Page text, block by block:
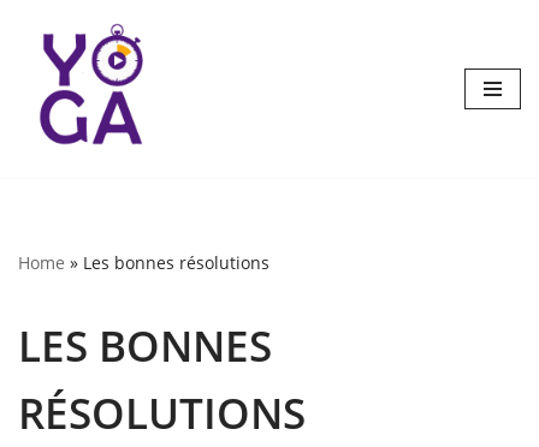
Aller
contenu
Home » Les bonnes résolutions
LES BONNES
RÉSOLUTIONS